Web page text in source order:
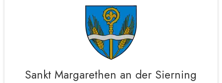
Sankt Margarethen an der Sierning